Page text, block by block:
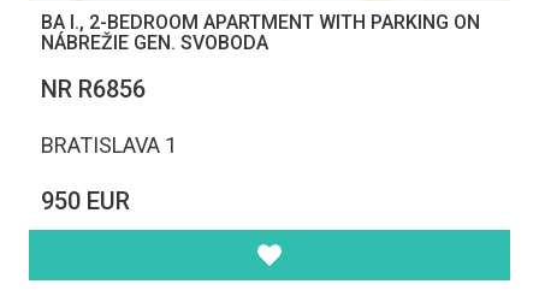
BA I., 2-BEDROOM APARTMENT WITH PARKING ON
NÁBREŽIE GEN. SVOBODA
NR R6856
BRATISLAVA 1
950 EUR